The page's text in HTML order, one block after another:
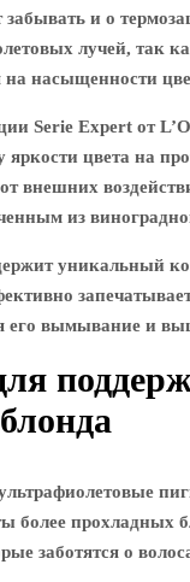
и о
лучей, так
на насыщенности
Serie Expert от
яркости цвета на
внешних
из
уникальный
его вымывание и
более прохладных
заботятся о